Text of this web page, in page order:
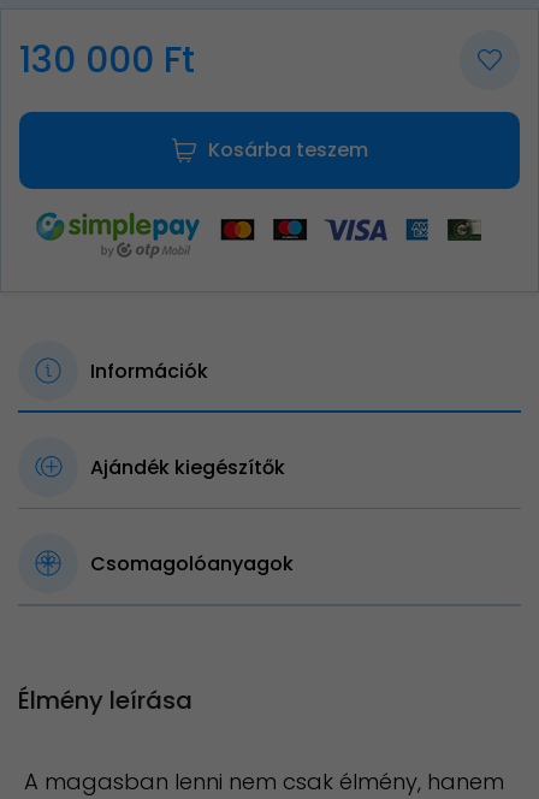
130 000 Ft
Kosárba teszem
Információk
Ajándék kiegészítők
Csomagolóanyagok
Élmény leírása
A magasban lenni nem csak élmény, hanem